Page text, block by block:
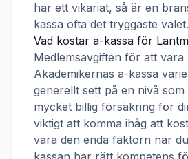
har ett vikariat, så är en
kassa ofta det tryggaste valet.
Vad kostar a-kassa för
Medlemsavgiften för att vara
Akademikernas a-kassa
generellt sett på en nivå
mycket billig försäkring för
viktigt att komma ihåg att
vara den enda faktorn när
kassan har rätt kompetens